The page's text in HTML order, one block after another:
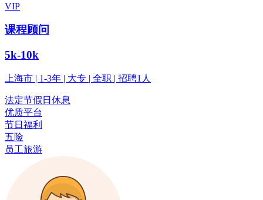
VIP
课程顾问
5k-10k
上海市 | 1-3年 | 大专 | 全职 | 招聘1人
法定节假日休息
优质平台
节日福利
五险
员工旅游